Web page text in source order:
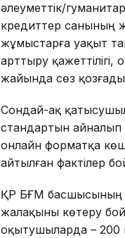
әлеуметтік/
кредиттер санының
жұмыстарға уақыт
арттыру
жайында сөз
Сондай-ақ
стандартын айналып
онлайн форматқа
айтылған фактілер
ҚР БҒМ басшысының
жалақыны көтеру
оқытушыларда – 200